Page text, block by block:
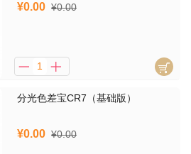
¥0.00 ¥0.00
分光色差宝CR7（基础版）
¥0.00 ¥0.00